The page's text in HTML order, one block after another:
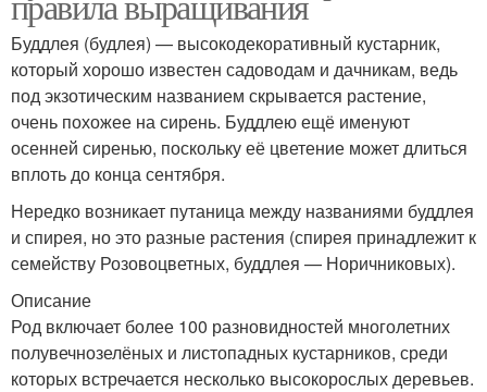
Буддлея (будлея) — высокодекоративный кустарник,
который хорошо известен садоводам и дачникам, ведь
под экзотическим названием скрывается растение,
очень похожее на сирень. Буддлею ещё именуют
осенней сиренью, поскольку её цветение может длиться
вплоть до конца сентября.
Нередко возникает путаница между названиями буддлея
и спирея, но это разные растения (спирея принадлежит к
семейству Розовоцветных, буддлея — Норичниковых).
Описание
Род включает более 100 разновидностей многолетних
полувечнозелёных и листопадных кустарников, среди
которых встречается несколько высокорослых деревьев.